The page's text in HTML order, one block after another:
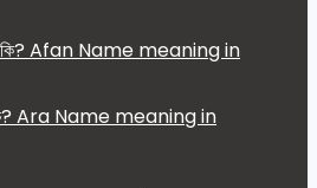
কি? Afan Name meaning in
কি? Ara Name meaning in